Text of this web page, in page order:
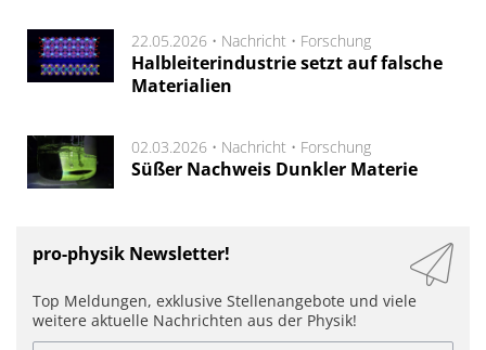
22.05.2026 • Nachricht • Forschung
Halbleiterindustrie setzt auf falsche
Materialien
02.03.2026 • Nachricht • Forschung
Süßer Nachweis Dunkler Materie
pro-physik Newsletter!
Top Meldungen, exklusive Stellenangebote und viele
weitere aktuelle Nachrichten aus der Physik!